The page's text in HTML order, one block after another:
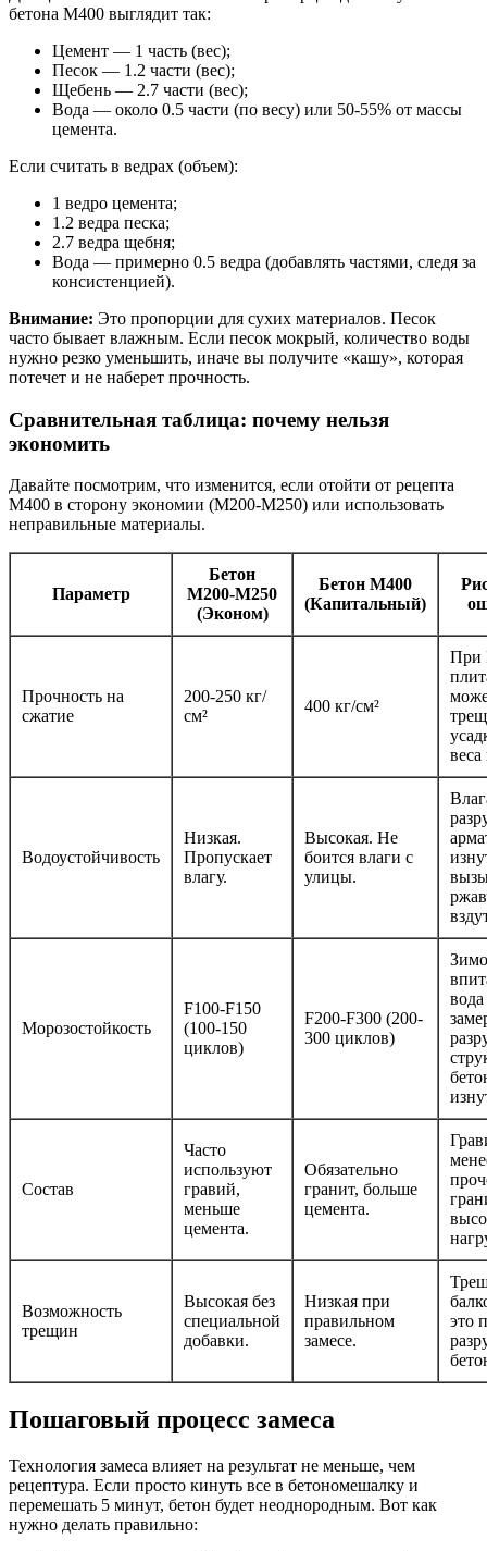
бетона М400 выглядит так:
Цемент — 1 часть (вес);
Песок — 1.2 части (вес);
Щебень — 2.7 части (вес);
Вода — около 0.5 части (по весу) или 50-55% от массы
цемента.
Если считать в ведрах (объем):
1 ведро цемента;
1.2 ведра песка;
2.7 ведра щебня;
Вода — примерно 0.5 ведра (добавлять частями, следя за
консистенцией).
Внимание: Это пропорции для сухих материалов. Песок
часто бывает влажным. Если песок мокрый, количество воды
нужно резко уменьшить, иначе вы получите «кашу», которая
потечет и не наберет прочность.
Сравнительная таблица: почему нельзя
экономить
Давайте посмотрим, что изменится, если отойти от рецепта
М400 в сторону экономии (М200-М250) или использовать
неправильные материалы.
Параметр
Бетон
М200-М250
(Эконом)
Бетон М400
(Капитальный)
Прочность на
сжатие
200-250 кг/
см²
400 кг/см²
При
Водоустойчивость
Низкая.
Пропускает
влагу.
Высокая. Не
боится влаги с
улицы.
Морозостойкость
F100-F150
(100-150
циклов)
F200-F300 (200-
300 циклов)
вода
Состав
Часто
используют
гравий,
меньше
цемента.
Обязательно
гранит, больше
цемента.
Возможность
трещин
Высокая без
специальной
добавки.
Низкая при
правильном
замесе.
это
Пошаговый процесс замеса
Технология замеса влияет на результат не меньше, чем
рецептура. Если просто кинуть все в бетономешалку и
перемешать 5 минут, бетон будет неоднородным. Вот как
нужно делать правильно: